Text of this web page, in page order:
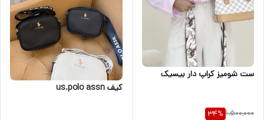
ست شومیز کراپ دار بیسیک
1,500,000
34%
کیف us.polo assn